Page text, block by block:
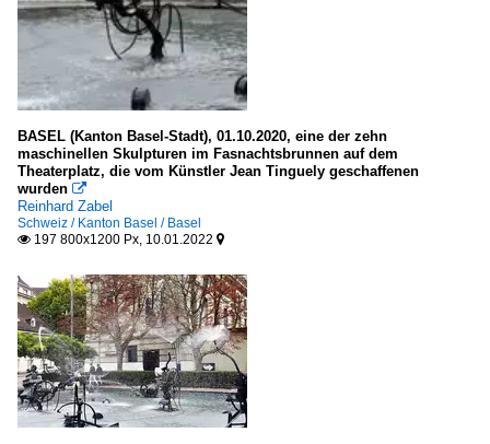
BASEL (Kanton Basel-Stadt), 01.10.2020, eine der zehn
maschinellen Skulpturen im Fasnachtsbrunnen auf dem
Theaterplatz, die vom Künstler Jean Tinguely geschaffenen
wurden 
Reinhard Zabel
Schweiz / Kanton Basel / Basel
 197 800x1200 Px, 10.01.2022 